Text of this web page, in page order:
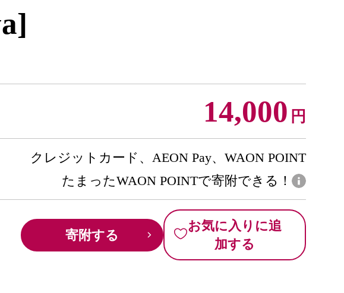
14,000 円
クレジットカード、AEON Pay、WAON POINT
たまったWAON POINTで寄附できる！
寄附する
お気に入りに追
加する